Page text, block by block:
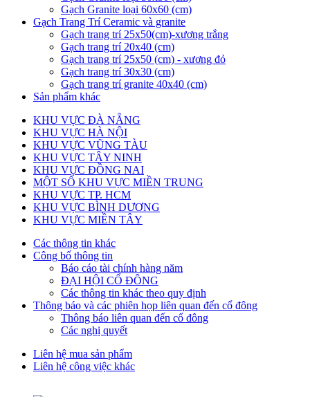
Gạch Granite loại 60x60 (cm)
Gạch Trang Trí Ceramic và granite
Gạch trang trí 25x50(cm)-xương trắng
Gạch trang trí 20x40 (cm)
Gạch trang trí 25x50 (cm) - xương đỏ
Gạch trang trí 30x30 (cm)
Gạch trang trí granite 40x40 (cm)
Sản phẩm khác
KHU VỰC ĐÀ NẴNG
KHU VỰC HÀ NỘI
KHU VỰC VŨNG TÀU
KHU VỰC TÂY NINH
KHU VỰC ĐỒNG NAI
MỘT SỐ KHU VỰC MIỀN TRUNG
KHU VỰC TP. HCM
KHU VỰC BÌNH DƯƠNG
KHU VỰC MIỀN TÂY
Các thông tin khác
Công bố thông tin
Báo cáo tài chính hàng năm
ĐẠI HỘI CỔ ĐÔNG
Các thông tin khác theo quy định
Thông báo và các phiên họp liên quan đến cổ đông
Thông báo liên quan đến cổ đông
Các nghị quyết
Liên hệ mua sản phẩm
Liên hệ công việc khác